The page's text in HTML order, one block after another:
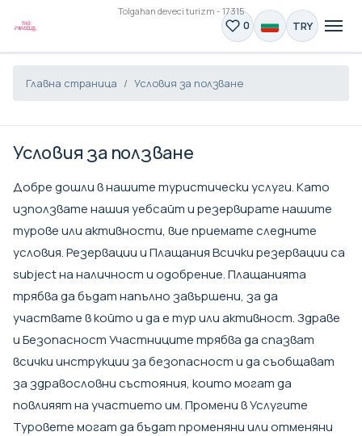
Tolgahan deveci turizm - 17315
0 TRY
Главна страница Условия за ползване
Условия за ползване
Добре дошли в нашите туристически услуги. Като
използвате нашия уебсайт и резервирате нашите
турове или активности, вие приемате следните
условия. Резервации и Плащания Всички резервации са
subject на наличност и одобрение. Плащанията
трябва да бъдат напълно завършени, за да
участвате в който и да е тур или активност. Здраве
и Безопасност Участниците трябва да спазват
всички инструкции за безопасност и да съобщават
за здравословни състояния, които могат да
повлияят на участието им. Промени в Услугите
Туровете могат да бъдат променяни или отменяни